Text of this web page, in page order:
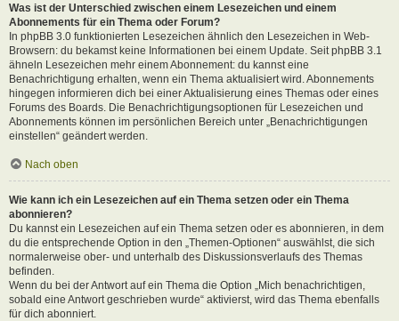
Was ist der Unterschied zwischen einem Lesezeichen und einem
Abonnements für ein Thema oder Forum?
In phpBB 3.0 funktionierten Lesezeichen ähnlich den Lesezeichen in Web-
Browsern: du bekamst keine Informationen bei einem Update. Seit phpBB 3.1
ähneln Lesezeichen mehr einem Abonnement: du kannst eine
Benachrichtigung erhalten, wenn ein Thema aktualisiert wird. Abonnements
hingegen informieren dich bei einer Aktualisierung eines Themas oder eines
Forums des Boards. Die Benachrichtigungsoptionen für Lesezeichen und
Abonnements können im persönlichen Bereich unter „Benachrichtigungen
einstellen“ geändert werden.
Nach oben
Wie kann ich ein Lesezeichen auf ein Thema setzen oder ein Thema
abonnieren?
Du kannst ein Lesezeichen auf ein Thema setzen oder es abonnieren, in dem
du die entsprechende Option in den „Themen-Optionen“ auswählst, die sich
normalerweise ober- und unterhalb des Diskussionsverlaufs des Themas
befinden.
Wenn du bei der Antwort auf ein Thema die Option „Mich benachrichtigen,
sobald eine Antwort geschrieben wurde“ aktivierst, wird das Thema ebenfalls
für dich abonniert.